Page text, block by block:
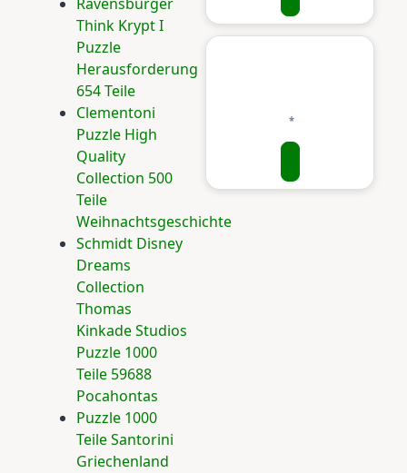
Think Krypt I
Puzzle
Herausforderung
654 Teile
Clementoni
Puzzle High
Quality
Collection 500
Teile
Weihnachtsgeschichte
Schmidt Disney
Dreams
Collection
Thomas
Kinkade Studios
Puzzle 1000
Teile 59688
Pocahontas
Puzzle 1000
Teile Santorini
Griechenland